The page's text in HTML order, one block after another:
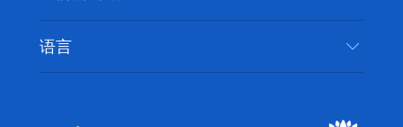
新南威尔士州公路旅行
活动
住宿
无障碍悉尼
列出您的业务
语言